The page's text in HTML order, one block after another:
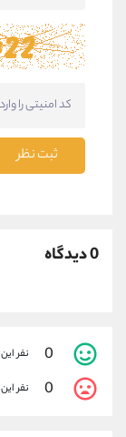
ثبت نظر
0 دیدگاه
0 نفر
0 نفر